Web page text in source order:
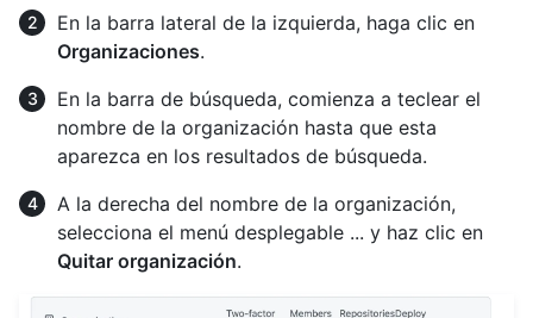
En la barra lateral de la izquierda, haga clic en
Organizaciones.
En la barra de búsqueda, comienza a teclear el
nombre de la organización hasta que esta
aparezca en los resultados de búsqueda.
A la derecha del nombre de la organización,
selecciona el menú desplegable ... y haz clic en
Quitar organización.